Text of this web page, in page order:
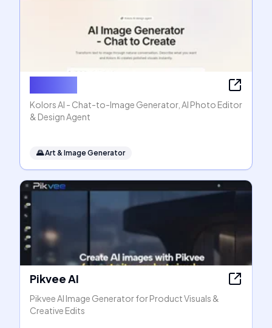
Kolors AI - Chat-to-Image Generator, AI Photo Editor
& Design Agent
🌄Art & Image Generator
Pikvee AI
Pikvee AI Image Generator for Product Visuals &
Creative Edits